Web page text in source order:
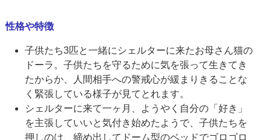
性格や特徴
子供たち3匹と一緒にシェルターに来たお母さん猫の
ドーラ。子供たちを守るために気を張って生きてき
たからか、人間相手への警戒心が緩まりきることな
く緊張している様子が見てとれます。
シェルターに来て一ヶ月、ようやく自分の「好き」
を主張していいと気付き始めたようで、子供たちを
押しのけ、締め出してドーム型のベッドでゴロゴロ